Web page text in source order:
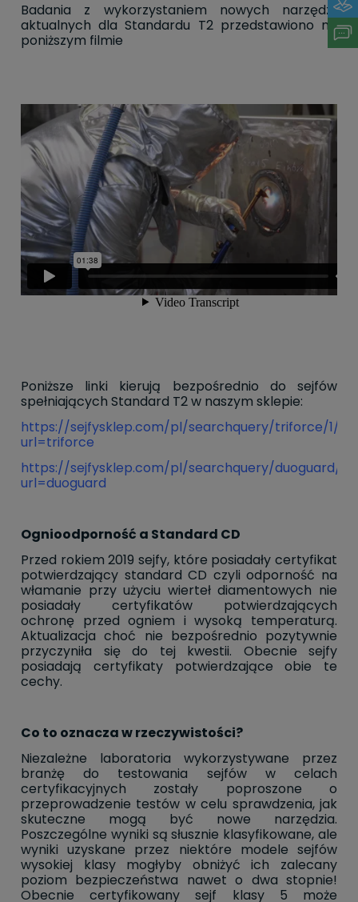
Badania z wykorzystaniem nowych narzędzi,
aktualnych dla Standardu T2 przedstawiono na
poniższym filmie
Poniższe linki kierują bezpośrednio do sejfów
spełniających Standard T2 w naszym sklepie:
https://sejfysklep.com/pl/searchquery/triforce/1/
url=triforce
https://sejfysklep.com/pl/searchquery/duoguard/1/
url=duoguard
Ognioodporność a Standard CD
Przed rokiem 2019 sejfy, które posiadały certyfikat
potwierdzający standard CD czyli odporność na
włamanie przy użyciu wierteł diamentowych nie
posiadały certyfikatów potwierdzających
ochronę przed ogniem i wysoką temperaturą.
Aktualizacja choć nie bezpośrednio pozytywnie
przyczyniła się do tej kwestii. Obecnie sejfy
posiadają certyfikaty potwierdzające obie te
cechy.
Co to oznacza w rzeczywistości?
Niezależne laboratoria wykorzystywane przez
branżę do testowania sejfów w celach
certyfikacyjnych zostały poproszone o
przeprowadzenie testów w celu sprawdzenia, jak
skuteczne mogą być nowe narzędzia.
Poszczególne wyniki są słusznie klasyfikowane, ale
wyniki uzyskane przez niektóre modele sejfów
wysokiej klasy mogłyby obniżyć ich zalecany
poziom bezpieczeństwa nawet o dwa stopnie!
Obecnie certyfikowany sejf klasy 5 może